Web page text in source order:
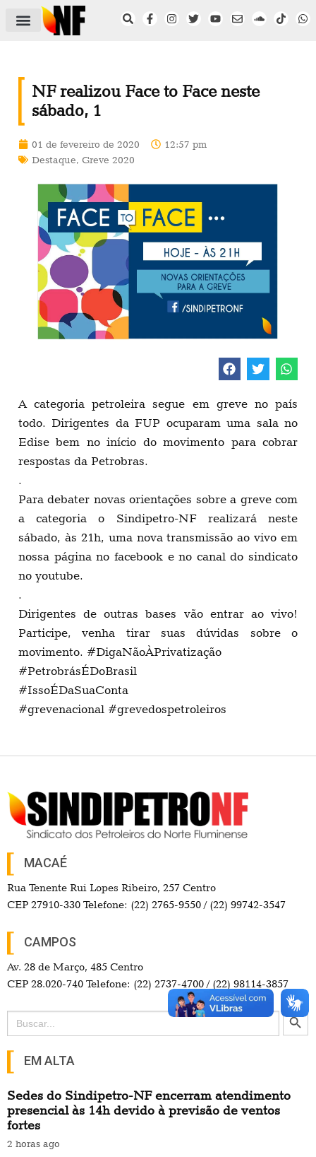
NF realizou Face to Face neste
sábado, 1
01 de fevereiro de 2020
12:57 pm
Destaque, Greve 2020
A categoria petroleira segue em greve no país
todo. Dirigentes da FUP ocuparam uma sala no
Edise bem no início do movimento para cobrar
respostas da Petrobras.
.
Para debater novas orientações sobre a greve com
a categoria o Sindipetro-NF realizará neste
sábado, às 21h, uma nova transmissão ao vivo em
nossa página no facebook e no canal do sindicato
no youtube.
.
Dirigentes de outras bases vão entrar ao vivo!
Participe, venha tirar suas dúvidas sobre o
movimento. #DigaNãoÀPrivatização
#PetrobrásÉDoBrasil
#IssoÉDaSuaConta
#grevenacional #grevedospetroleiros
MACAÉ
Rua Tenente Rui Lopes Ribeiro, 257 Centro
CEP 27910-330 Telefone: (22) 2765-9550 / (22) 99742-3547
CAMPOS
Av. 28 de Março, 485 Centro
CEP 28.020-740 Telefone: (22) 2737-4700 / (22) 98114-3857
Search
for:
Search Button
EM ALTA
Sedes do Sindipetro-NF encerram atendimento
presencial às 14h devido à previsão de ventos
fortes
2 horas ago